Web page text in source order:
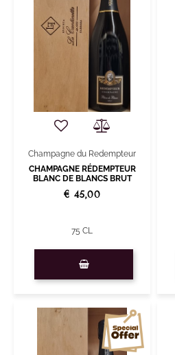
Champagne du Redempteur
CHAMPAGNE RÉDEMPTEUR
BLANC DE BLANCS BRUT
€ 45,00
75 CL